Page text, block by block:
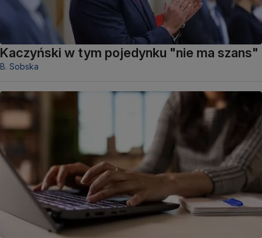
Kaczyński w tym pojedynku "nie ma szans"
B. Sobska